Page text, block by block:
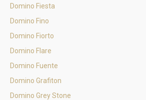
Domino Fiesta
Domino Fino
Domino Fiorto
Domino Flare
Domino Fuente
Domino Grafiton
Domino Grey Stone